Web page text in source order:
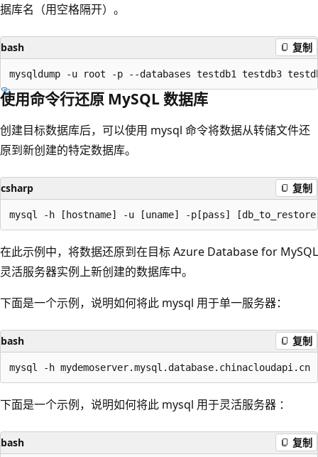
据库名（用空格隔开）。
bash 复制
使用命令行还原 MySQL 数据库
创建目标数据库后，可以使用 mysql 命令将数据从转储文件还
原到新创建的特定数据库。
csharp 复制
在此示例中，将数据还原到在目标 Azure Database for MySQL
灵活服务器实例上新创建的数据库中。
下面是一个示例，说明如何将此 mysql 用于单一服务器：
bash 复制
下面是一个示例，说明如何将此 mysql 用于灵活服务器 ：
bash 复制